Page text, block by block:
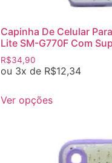
Capinha De Celular
Lite SM-G770F Com
R$34,90
ou 3x de R$12,34
Ver opções